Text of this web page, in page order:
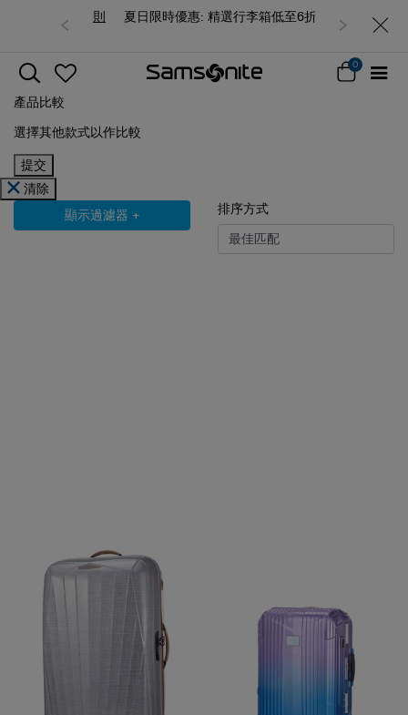
夏日限時優惠: 精選行李箱低至6折
產品比較
清除
顯示過濾器 +